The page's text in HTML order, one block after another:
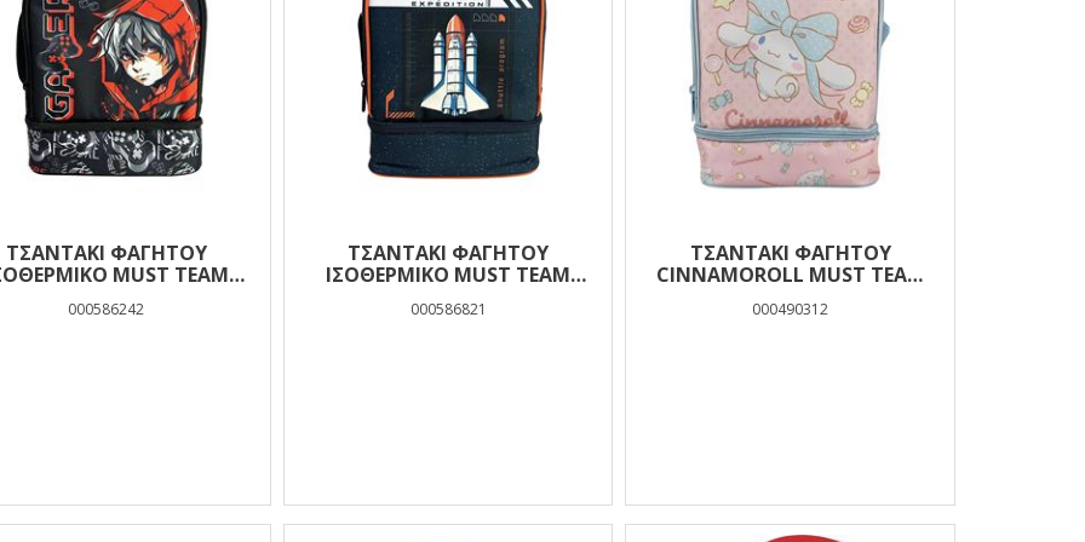
ΤΣΑΝΤΆΚΙ ΦΑΓΗΤΟΎ
MUST TEAM
000586242
ΤΣΑΝΤΆΚΙ ΦΑΓΗΤΟΎ
ΙΣΟΘΕΡΜΙΚΌ MUST TEAM
ΘΉΚΕΣ
000586821
ΤΣΑΝΤΆΚΙ ΦΑΓΗΤΟΎ
CINNAMOROLL MUST TEAM
000490312